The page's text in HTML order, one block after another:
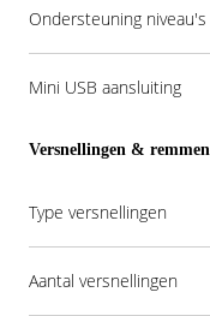
Ondersteuning niveau's
Mini USB aansluiting
Versnellingen & remmen
Type versnellingen
Aantal versnellingen